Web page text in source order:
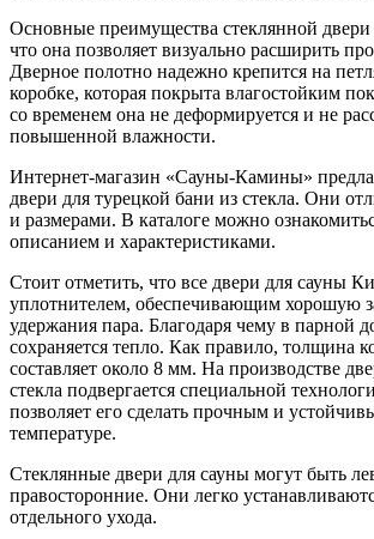
Основные преимущества стеклянной двери
что она позволяет визуально расширить
Дверное полотно надежно крепится на
коробке, которая покрыта влагостойким
со временем она не деформируется и не
повышенной влажности.
Интернет-магазин «Сауны-Камины»
двери для турецкой бани из стекла. Они
и размерами. В каталоге можно
описанием и характеристиками.
Стоит отметить, что все двери для сауны
уплотнителем, обеспечивающим хорошую
удержания пара. Благодаря чему в парной
сохраняется тепло. Как правило, толщина
составляет около 8 мм. На производстве
стекла подвергается специальной
позволяет его сделать прочным и
температуре.
Стеклянные двери для сауны могут быть
правосторонние. Они легко
отдельного ухода.